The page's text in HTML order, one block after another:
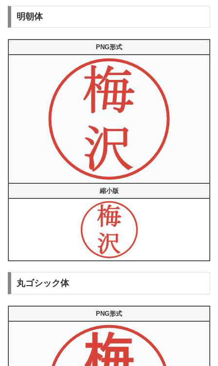
明朝体
PNG形式
縮小版
丸ゴシック体
PNG形式